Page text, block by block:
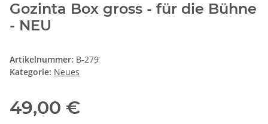
Gozinta Box gross - für die Bühne
- NEU
Artikelnummer: B-279
Kategorie: Neues
49,00 €